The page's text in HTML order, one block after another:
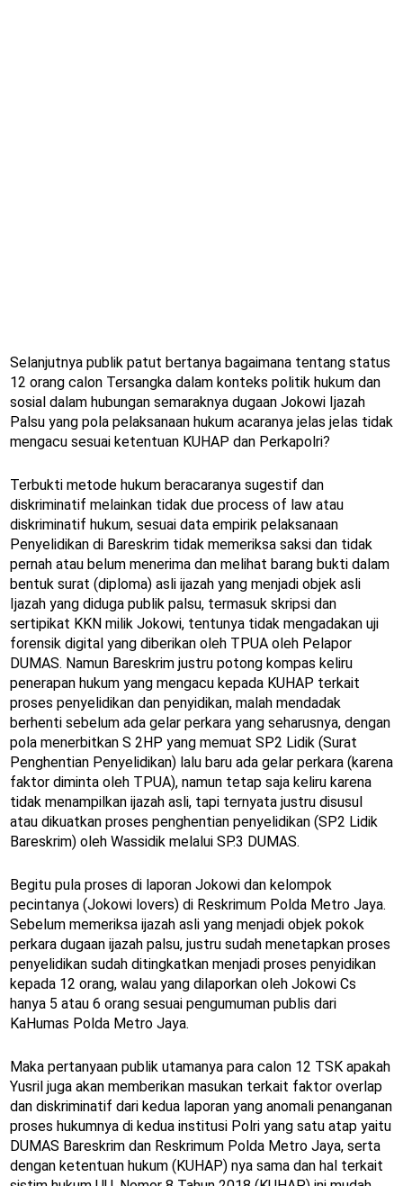
Selanjutnya publik patut bertanya bagaimana tentang status
12 orang calon Tersangka dalam konteks politik hukum dan
sosial dalam hubungan semaraknya dugaan Jokowi Ijazah
Palsu yang pola pelaksanaan hukum acaranya jelas jelas tidak
mengacu sesuai ketentuan KUHAP dan Perkapolri?
Terbukti metode hukum beracaranya sugestif dan
diskriminatif melainkan tidak due process of law atau
diskriminatif hukum, sesuai data empirik pelaksanaan
Penyelidikan di Bareskrim tidak memeriksa saksi dan tidak
pernah atau belum menerima dan melihat barang bukti dalam
bentuk surat (diploma) asli ijazah yang menjadi objek asli
Ijazah yang diduga publik palsu, termasuk skripsi dan
sertipikat KKN milik Jokowi, tentunya tidak mengadakan uji
forensik digital yang diberikan oleh TPUA oleh Pelapor
DUMAS. Namun Bareskrim justru potong kompas keliru
penerapan hukum yang mengacu kepada KUHAP terkait
proses penyelidikan dan penyidikan, malah mendadak
berhenti sebelum ada gelar perkara yang seharusnya, dengan
pola menerbitkan S 2HP yang memuat SP2 Lidik (Surat
Penghentian Penyelidikan) lalu baru ada gelar perkara (karena
faktor diminta oleh TPUA), namun tetap saja keliru karena
tidak menampilkan ijazah asli, tapi ternyata justru disusul
atau dikuatkan proses penghentian penyelidikan (SP2 Lidik
Bareskrim) oleh Wassidik melalui SP.3 DUMAS.
Begitu pula proses di laporan Jokowi dan kelompok
pecintanya (Jokowi lovers) di Reskrimum Polda Metro Jaya.
Sebelum memeriksa ijazah asli yang menjadi objek pokok
perkara dugaan ijazah palsu, justru sudah menetapkan proses
penyelidikan sudah ditingkatkan menjadi proses penyidikan
kepada 12 orang, walau yang dilaporkan oleh Jokowi Cs
hanya 5 atau 6 orang sesuai pengumuman publis dari
KaHumas Polda Metro Jaya.
Maka pertanyaan publik utamanya para calon 12 TSK apakah
Yusril juga akan memberikan masukan terkait faktor overlap
dan diskriminatif dari kedua laporan yang anomali penanganan
proses hukumnya di kedua institusi Polri yang satu atap yaitu
DUMAS Bareskrim dan Reskrimum Polda Metro Jaya, serta
dengan ketentuan hukum (KUHAP) nya sama dan hal terkait